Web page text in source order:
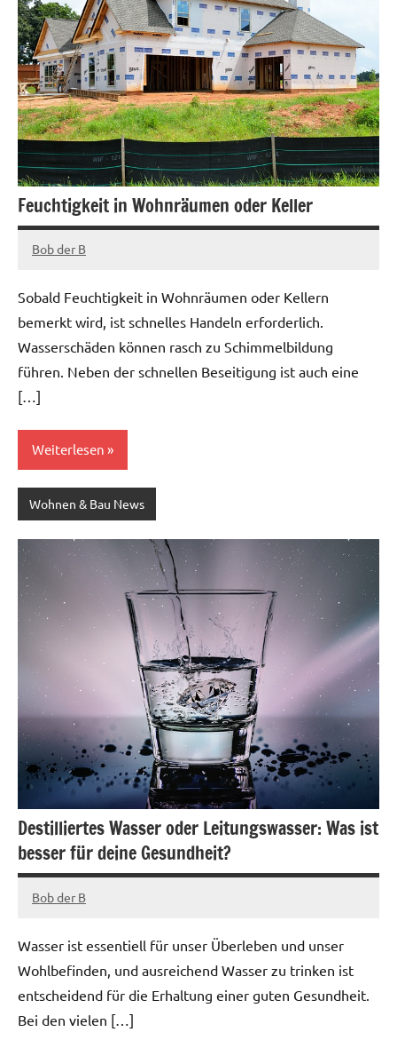
Feuchtigkeit in Wohnräumen oder Keller
Mai
2023
Bob der B
Sobald Feuchtigkeit in Wohnräumen oder Kellern
bemerkt wird, ist schnelles Handeln erforderlich.
Wasserschäden können rasch zu Schimmelbildung
führen. Neben der schnellen Beseitigung ist auch eine
[…]
Weiterlesen
Wohnen & Bau News
Destilliertes Wasser oder Leitungswasser: Was ist
besser für deine Gesundheit?
März
2023
Bob der B
Wasser ist essentiell für unser Überleben und unser
Wohlbefinden, und ausreichend Wasser zu trinken ist
entscheidend für die Erhaltung einer guten Gesundheit.
Bei den vielen […]